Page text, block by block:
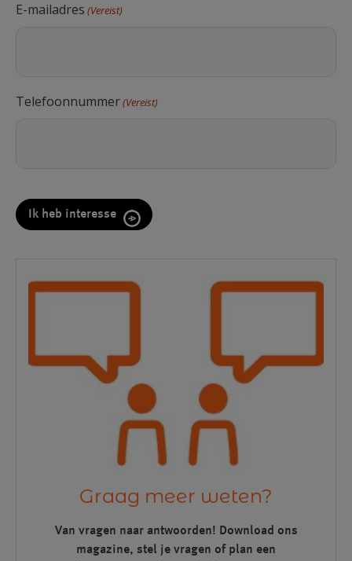
E-mailadres (Vereist)
Telefoonnummer(Vereist)
Graag meer weten?
Van vragen naar antwoorden! Download ons
magazine, stel je vragen of plan een